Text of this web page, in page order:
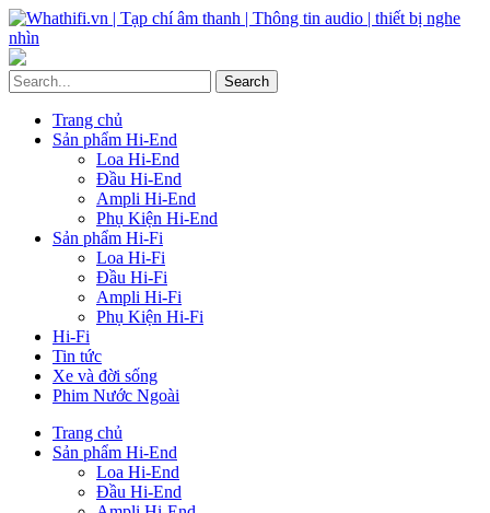
Trang chủ
Sản phẩm Hi-End
Loa Hi-End
Đầu Hi-End
Ampli Hi-End
Phụ Kiện Hi-End
Sản phẩm Hi-Fi
Loa Hi-Fi
Đầu Hi-Fi
Ampli Hi-Fi
Phụ Kiện Hi-Fi
Hi-Fi
Tin tức
Xe và đời sống
Phim Nước Ngoài
Trang chủ
Sản phẩm Hi-End
Loa Hi-End
Đầu Hi-End